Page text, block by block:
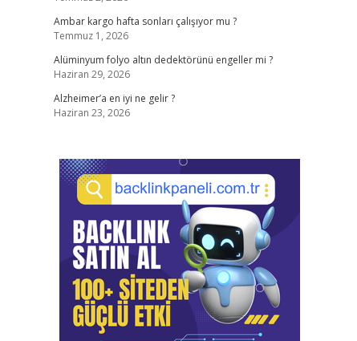
Ambar kargo hafta sonları çalışıyor mu ?
Temmuz 1, 2026
Alüminyum folyo altın dedektörünü engeller mi ?
Haziran 29, 2026
Alzheimer’a en iyi ne gelir ?
Haziran 23, 2026